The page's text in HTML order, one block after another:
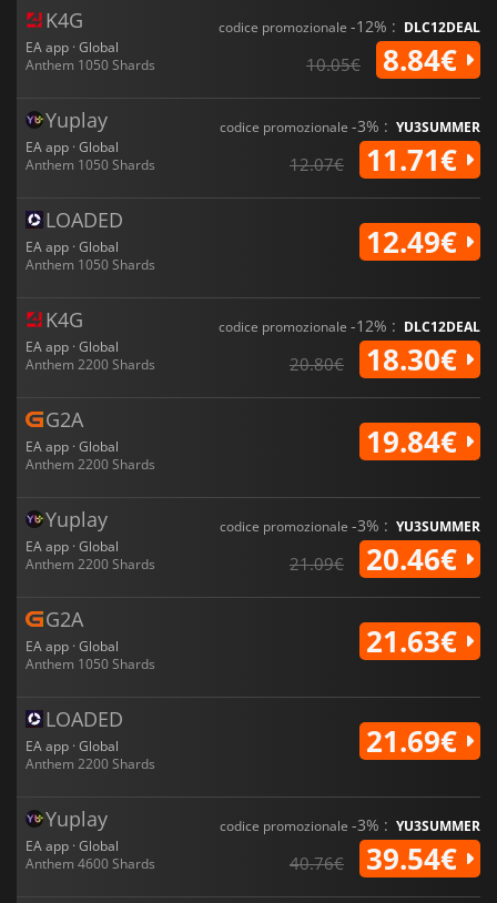
K4G
EA app · Global
Anthem 1050 Shards
codice promozionale -12% : DLC12DEAL
10.05€ 8.84€
Yuplay
EA app · Global
Anthem 1050 Shards
codice promozionale -3% : YU3SUMMER
12.07€ 11.71€
LOADED
EA app · Global
Anthem 1050 Shards
12.49€
K4G
EA app · Global
Anthem 2200 Shards
codice promozionale -12% : DLC12DEAL
20.80€ 18.30€
G2A
EA app · Global
Anthem 2200 Shards
19.84€
Yuplay
EA app · Global
Anthem 2200 Shards
codice promozionale -3% : YU3SUMMER
21.09€ 20.46€
G2A
EA app · Global
Anthem 1050 Shards
21.63€
LOADED
EA app · Global
Anthem 2200 Shards
21.69€
Yuplay
EA app · Global
Anthem 4600 Shards
codice promozionale -3% : YU3SUMMER
40.76€ 39.54€